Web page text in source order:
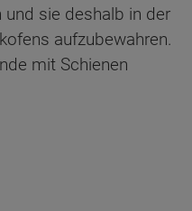
und sie deshalb in der
aufzubewahren.
mit Schienen